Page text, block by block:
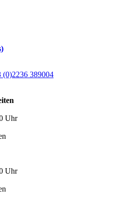
(0)2236 389004
Uhr
Uhr